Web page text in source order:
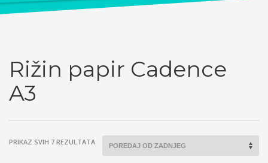
Rižin papir Cadence
A3
PRIKAZ SVIH 7 REZULTATASORTED
BY